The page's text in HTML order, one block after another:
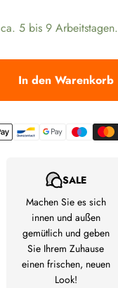
5 bis 9 Arbeitstagen.
In den Warenkorb
SALE
Machen Sie es sich
innen und außen
gemütlich und geben
Sie Ihrem Zuhause
einen frischen, neuen
Look!